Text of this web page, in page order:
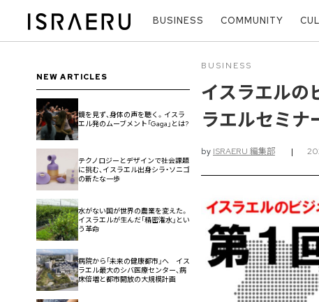
BUSINESS COMMUNITY
NEW ARTICLES
鏡を見ず、身体の声を聴く。イスラ
エル発のムーブメント「Gaga」とは?
テクノロジーとデザインで社会課題
に挑む、イスラエル出身シラ・ソニゴ
の新たな一歩
水がない国が世界の農業を変えた。
イスラエルが生んだ「精密潅水」とい
う革命
病院から「未来の健康都市」へ イス
ラエル最大のシバ医療センター、病
床倍増と都市開放の大規模計画
BUSINESS
イスラエルの
ラエルセミ
by ISRAERU 編集部 |